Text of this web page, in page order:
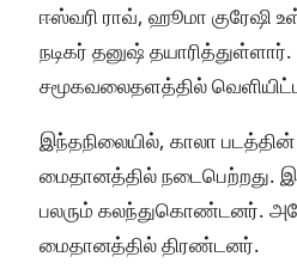
ஈஸ்வரி ராவ், ஹூமா குரேஷி
நடிகர் தனுஷ்
சமூகவலைதளத்தில்
இந்தநிலையில், காலா
மைதானத்தில் நடைபெற்றது.
பலரும் கலந்துகொண்டனர்.
மைதானத்தில் திரண்டனர்.